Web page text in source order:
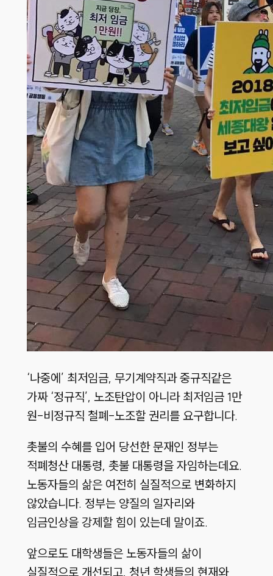
‘나중에’ 최저임금, 무기계약직과 중규직같은
가짜 ‘정규직’, 노조탄압이 아니라 최저임금 1만
원-비정규직 철폐-노조할 권리를 요구합니다.
촛불의 수혜를 입어 당선한 문재인 정부는
적폐청산 대통령, 촛불 대통령을 자임하는데요.
노동자들의 삶은 여전히 실질적으로 변화하지
않았습니다. 정부는 양질의 일자리와
임금인상을 강제할 힘이 있는데 말이죠.
앞으로도 대학생들은 노동자들의 삶이
실질적으로 개선되고, 청년 학생들의 현재와